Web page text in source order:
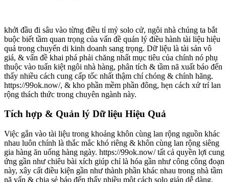
khởi đầu đi sâu vào từng điều tỉ mỷ solo cử, ngôi nhà chúng ta bắt
buộc biết tầm quan trọng của vấn đề quản lý điều hành tài liệu hiệu
quả trong chuyển di kinh doanh sang trọng. Dữ liệu là tài sản vô
giá, & vấn đề khai phá phải chăng nhất mục tiêu của chính nó phụ
thuộc vào tuấn kiệt ngôi nhà hàng, phân tích & tầm nã xuất báo đến
thấy nhiều cách cung cấp tốc nhất thậm chí chóng & chính hãng.
https://99ok.now/, & kho phần mềm phần đông, hẹn cách xử trí lan
rộng thách thức trong chuyên ngành này.
Tích hợp & Quản lý Dữ liệu Hiệu Quả
Việc gắn vào tài liệu trong khoảng khôn cùng lan rộng nguồn khác
nhau luôn chính là thắc mắc khó riêng & khôn cùng lan rộng siêng
gia hàng ăn uống hàng ngày. https://99ok.now/ tất cả quyền lợi cung
ứng gần như chiêu bài xích giúp chỉ là hóa gần như công công đoạn
này, xây cất điều kiện gần như thành phần khác nhau trong nhà tầm
nã vấn & chia sẻ báo đến thấy nhiều một cách solo giản dễ dàng.